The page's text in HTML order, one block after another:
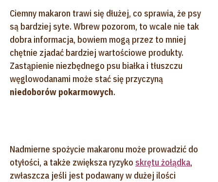
Ciemny makaron trawi się dłużej, co sprawia, że psy
są bardziej syte. Wbrew pozorom, to wcale nie tak
dobra informacja, bowiem mogą przez to mniej
chętnie zjadać bardziej wartościowe produkty.
Zastąpienie niezbędnego psu białka i tłuszczu
węglowodanami może stać się przyczyną
niedoborów pokarmowych.
Nadmierne spożycie makaronu może prowadzić do
otyłości, a także zwiększa ryzyko skrętu żołądka,
zwłaszcza jeśli jest podawany w dużej ilości